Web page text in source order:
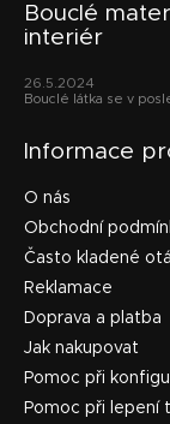
Bouclé
interiér
26.5.2024
Bouclé látka se v
Informace
O nás
Obchodní
Často kladené
Reklamace
Doprava a platba
Jak nakupovat
Pomoc při
Pomoc při lepení